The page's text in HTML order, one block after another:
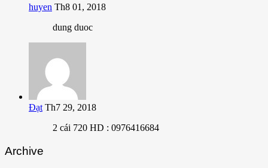
huyen Th8 01, 2018
dung duoc
Đạt Th7 29, 2018
2 cái 720 HD : 0976416684
Archive